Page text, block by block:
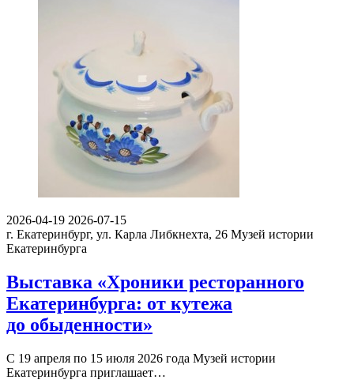
2026-04-19 2026-07-15
г. Екатеринбург, ул. Карла Либкнехта, 26 Музей истории
Екатеринбурга
Выставка «Хроники ресторанного
Екатеринбурга: от кутежа
до обыденности»
С 19 апреля по 15 июля 2026 года Музей истории
Екатеринбурга приглашает…